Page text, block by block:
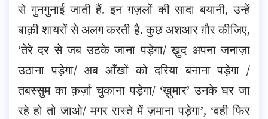
से गुनगुनाई जाती हैं. इन ग़ज़लों की सादा बयानी, उन्हें
बाक़ी शायरों से अलग करती है. कुछ अशआर ग़ौर कीजिए,
‘तेरे दर से जब उठके जाना पड़ेगा/ ख़ुद अपना जनाज़ा
उठाना पड़ेगा/ अब आँखों को दरिया बनाना पड़ेगा /
तबस्सुम का क़र्ज़ा चुकाना पड़ेगा/ ‘ख़ुमार’ उनके घर जा
रहे हो तो जाओ/ मगर रास्ते में ज़माना पड़ेगा’, ‘वही फिर